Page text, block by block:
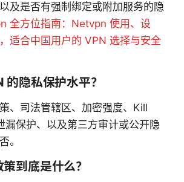
及是否有强制绑定或附加服务的隐
全方位指南：Netvpn 使用、设
适合中国用户的 VPN 选择与安全
隐私保护水平？
、司法管辖区、加密强度、Kill
漏保护、以及第三方审计或公开隐
。
到底是什么？